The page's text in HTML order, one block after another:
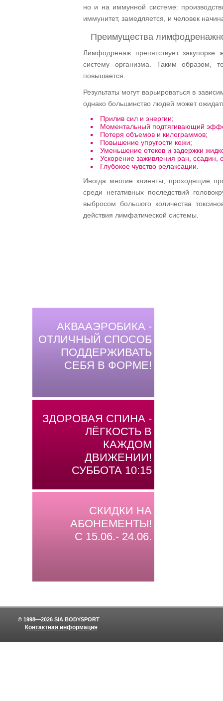
но и на иммунной системе:
иммунитет, замедляется, и человек
Преимущества
Лимфодренаж препятствует
систему организма. Таким образом,
повышается.
Результаты могут варьироваться в
однако большинство людей может
Прилив сил и энергии;
Моментальный подтягивающий
Потеря объемов и килограммов;
Повышение упругости кожи;
Уменьшение отеков и задержки
Ускорение заживления ран, ссадин,
Глубокое чувство релаксации.
Иногда многие клиенты, проходящие
среди негативных последствий
выбросом большого количества
действия лимфатической системы.
АКВААЭРОБИКА -
ОТЛИЧНЫЙ СПОСОБ
ПОДДЕРЖИВАТЬ
СЕБЯ В ФОРМЕ!
ЗДОРОВАЯ СПИНА -
ЛЁГКОСТЬ В
КАЖДОМ
ДВИЖЕНИИ!
СУББОТА 10:15
СКИДКИ НА
АБОНЕМЕНТЫ!
С 15.06.- 24.06.
Контактная информация
© 1998—2026 SIA BODYSPORT